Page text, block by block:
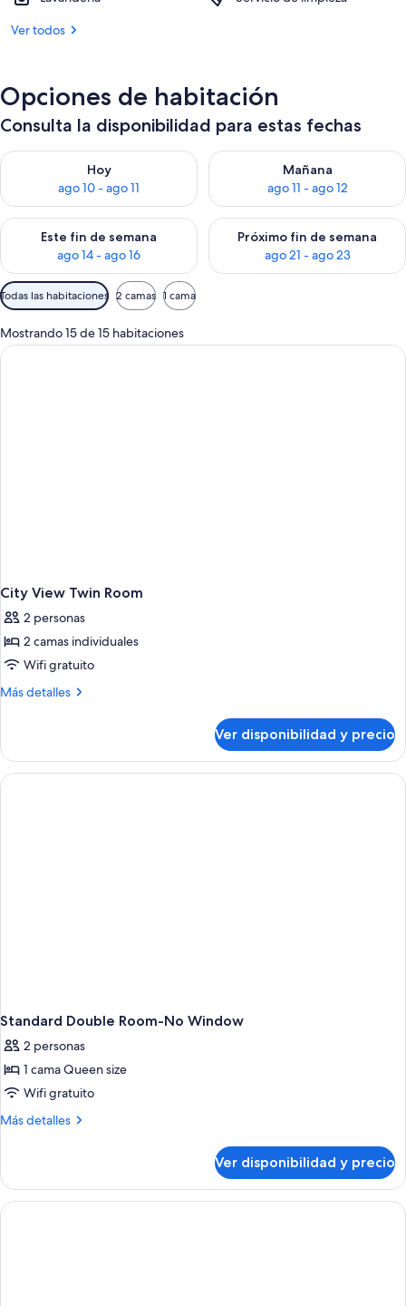
Ver todos
Opciones de habitación
Consulta la disponibilidad para estas fechas
Hoy
ago 10 - ago 11
Consulta la disponibilidad para hoy ago 10 - ago 11
Mañana
ago 11 - ago 12
Consulta la disponibilidad
Este fin de semana
ago 14 - ago 16
Consulta la disponibilidad para este fin de semana ago 14 -
Próximo fin de semana
ago 21 - ago 23
Consulta la disponibilidad
Filtros
disponibles
para
las
Todas las habitaciones 2 camas 1 cama
Mostrando 15 de 15 habitaciones
City View Twin Room
2 personas
2 camas individuales
Wifi gratuito
Más detalles
Más
View
Twin
Room
Ver disponibilidad y precio
Standard Double Room-No Window
2 personas
1 cama Queen size
Wifi gratuito
Más detalles
Más
Double
Room-
No
Ver disponibilidad y precio